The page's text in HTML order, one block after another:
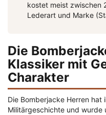
kostet meist zwischen
Lederart und Marke
Die
Klassiker mit
Charakter
Die Bomberjacke Herren hat
Militärgeschichte und wurde